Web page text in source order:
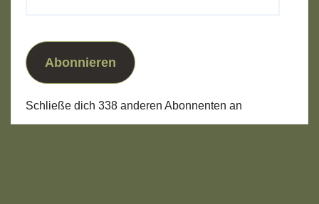
Abonnieren
Schließe dich 338 anderen Abonnenten an